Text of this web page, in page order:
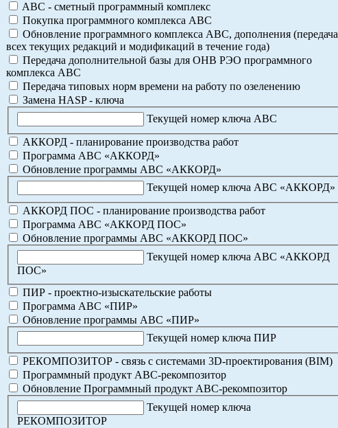
ABC - сметный программный комплекс
Покупка программного комплекса АВС
Обновление программного комплекса АВС, дополнения (передача
всех текущих редакций и модификаций в течение года)
Передача дополнительной базы для ОНВ РЭО программного
комплекса АВС
Передача типовых норм времени на работу по озеленению
Замена HASP - ключа
Текущей номер ключа АВС
АККОРД - планирование производства работ
Программа АВС «АККОРД»
Обновление программы АВС «АККОРД»
Текущей номер ключа АВС «АККОРД»
АККОРД ПОС - планирование производства работ
Программа АВС «АККОРД ПОС»
Обновление программы АВС «АККОРД ПОС»
Текущей номер ключа АВС «АККОРД
ПОС»
ПИР - проектно-изыскательские работы
Программа АВС «ПИР»
Обновление программы АВС «ПИР»
Текущей номер ключа ПИР
РЕКОМПОЗИТОР - связь с системами 3D-проектирования (BIM)
Программный продукт АВС-рекомпозитор
Обновление Программный продукт АВС-рекомпозитор
Текущей номер ключа
РЕКОМПОЗИТОР